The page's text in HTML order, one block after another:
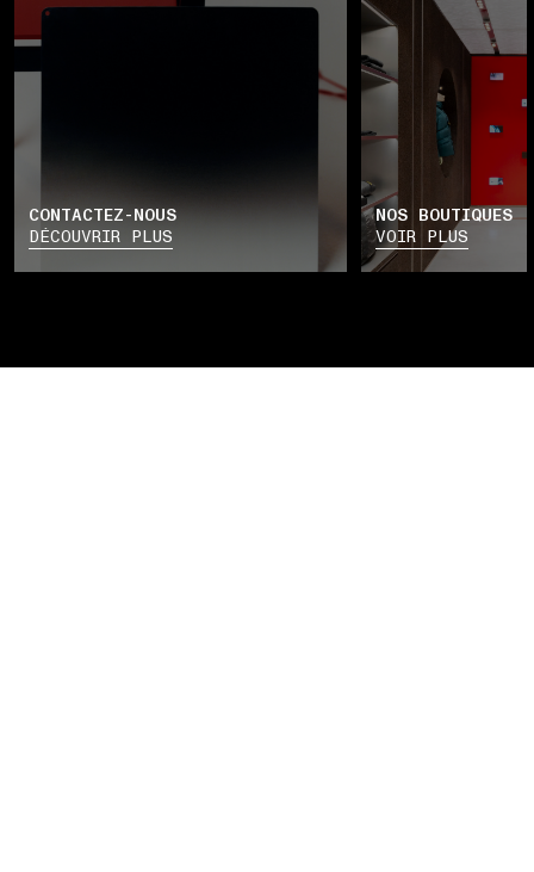
CONTACTEZ-NOUS
DÉCOUVRIR PLUS
NOS BOUTIQUES
VOIR PLUS